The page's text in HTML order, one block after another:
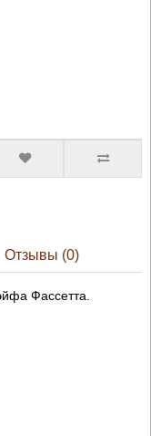
Отзывы (0)
Фассетта.